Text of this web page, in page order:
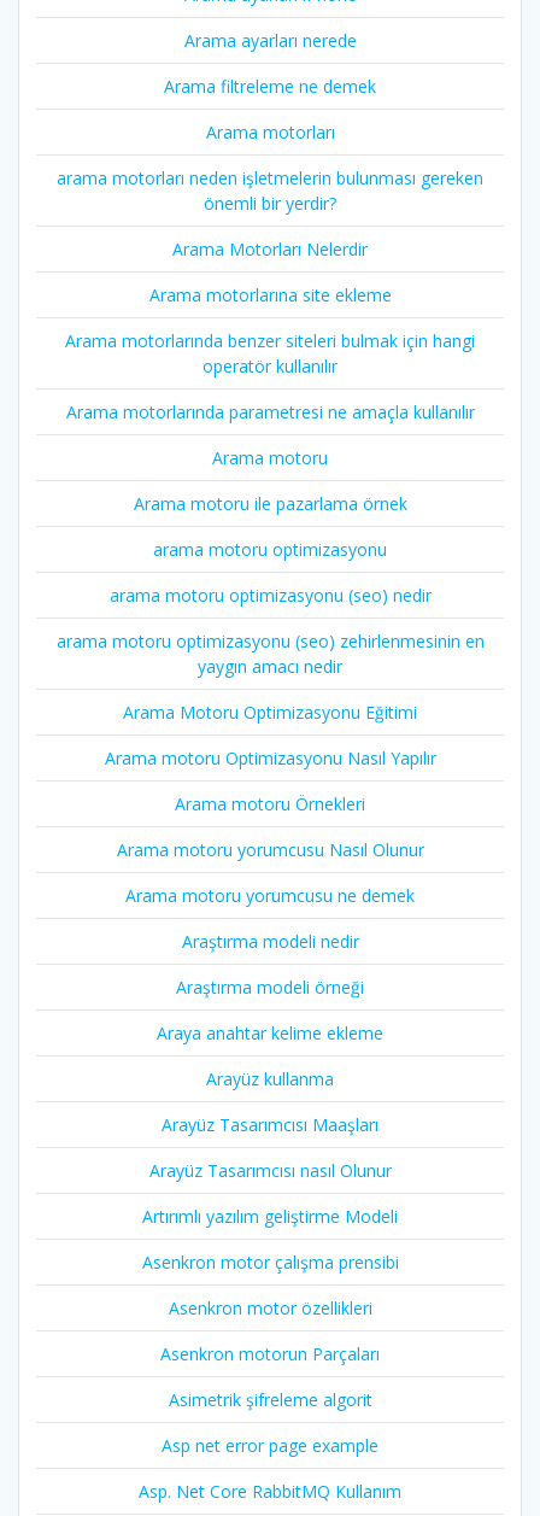
Arama ayarları nerede
Arama filtreleme ne demek
Arama motorları
arama motorları neden işletmelerin bulunması gereken
önemli bir yerdir?
Arama Motorları Nelerdir
Arama motorlarına site ekleme
Arama motorlarında benzer siteleri bulmak için hangi
operatör kullanılır
Arama motorlarında parametresi ne amaçla kullanılır
Arama motoru
Arama motoru ile pazarlama örnek
arama motoru optimizasyonu
arama motoru optimizasyonu (seo) nedir
arama motoru optimizasyonu (seo) zehirlenmesinin en
yaygın amacı nedir
Arama Motoru Optimizasyonu Eğitimi
Arama motoru Optimizasyonu Nasıl Yapılır
Arama motoru Örnekleri
Arama motoru yorumcusu Nasıl Olunur
Arama motoru yorumcusu ne demek
Araştırma modeli nedir
Araştırma modeli örneği
Araya anahtar kelime ekleme
Arayüz kullanma
Arayüz Tasarımcısı Maaşları
Arayüz Tasarımcısı nasıl Olunur
Artırımlı yazılım geliştirme Modeli
Asenkron motor çalışma prensibi
Asenkron motor özellikleri
Asenkron motorun Parçaları
Asimetrik şifreleme algorit
Asp net error page example
Asp. Net Core RabbitMQ Kullanım